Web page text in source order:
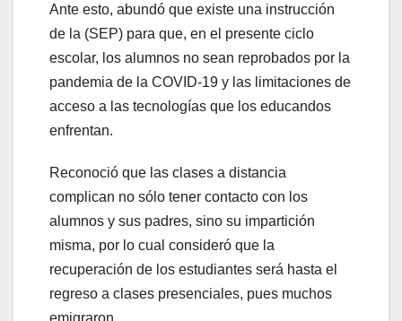
Ante esto, abundó que existe una instrucción
de la (SEP) para que, en el presente ciclo
escolar, los alumnos no sean reprobados por la
pandemia de la COVID-19 y las limitaciones de
acceso a las tecnologías que los educandos
enfrentan.
Reconoció que las clases a distancia
complican no sólo tener contacto con los
alumnos y sus padres, sino su impartición
misma, por lo cual consideró que la
recuperación de los estudiantes será hasta el
regreso a clases presenciales, pues muchos
emigraron.